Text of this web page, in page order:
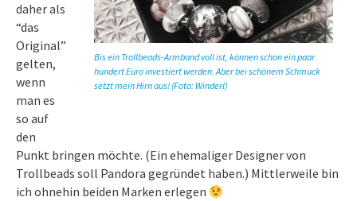
Bis ein Trollbeads-Armband voll ist, können schon ein paar
hundert Euro investiert werden. Aber bei schönem Schmuck
setzt mein Hirn aus! (Foto: Winderl)
daher als
“das
Original”
gelten,
wenn
man es
so auf
den
Punkt bringen möchte. (Ein ehemaliger Designer von
Trollbeads soll Pandora gegründet haben.) Mittlerweile bin
ich ohnehin beiden Marken erlegen